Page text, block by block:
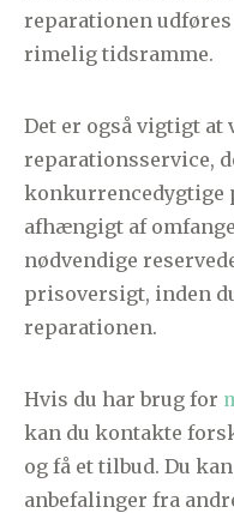
reparationen
rimelig tidsramme.
Det er også vigtigt
reparationsservice,
konkurrencedygtige
afhængigt af
nødvendige
prisoversigt, inden
reparationen.
Hvis du har brug for
kan du kontakte
og få et tilbud. Du
anbefalinger fra